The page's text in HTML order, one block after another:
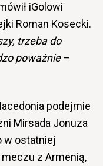
iGolowi
Roman Kosecki.
trzeba do
poważnie–
podejmie
Mirsada Jonuza
w ostatniej
z Armenią,